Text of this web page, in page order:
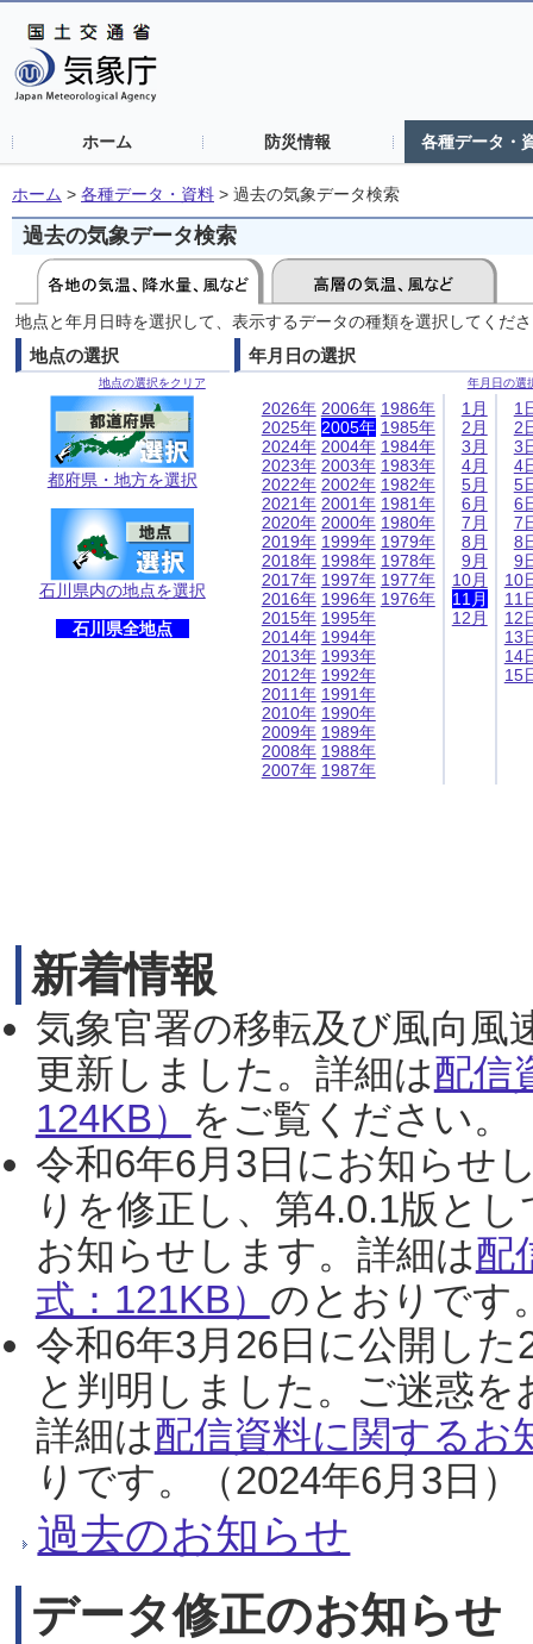
ホーム 防災情報 各種データ・
ホーム > 各種データ・資料 > 過去の気象データ検索
過去の気象データ検索
地点と年月日時を選択して、表示するデータの種類を選択してくだ
地点の選択
地点の選択をクリア
都府県・地方を選択
石川県内の地点を選択
石川県全地点
年月日の選択
年月日の選
2026年
2025年
2024年
2023年
2022年
2021年
2020年
2019年
2018年
2017年
2016年
2015年
2014年
2013年
2012年
2011年
2010年
2009年
2008年
2007年
2006年
2005年
2004年
2003年
2002年
2001年
2000年
1999年
1998年
1997年
1996年
1995年
1994年
1993年
1992年
1991年
1990年
1989年
1988年
1987年
1986年
1985年
1984年
1983年
1982年
1981年
1980年
1979年
1978年
1977年
1976年
1月
2月
3月
4月
5月
6月
7月
8月
9月
10月
11月
12月
1
2
3
4
5
6
7
8
9
10
11
12
13
14
15
新着情報
気象官署の移転及び風向風
更新しました。詳細は配信
124KB） をご覧ください。
令和6年6月3日にお知らせ
りを修正し、第4.0.1版と
お知らせします。詳細は配
式：121KB） のとおりです
令和6年3月26日に公開し
と判明しました。ご迷惑
詳細は配信資料に関するお
りです。（2024年6月3日）
過去のお知らせ
データ修正のお知らせ